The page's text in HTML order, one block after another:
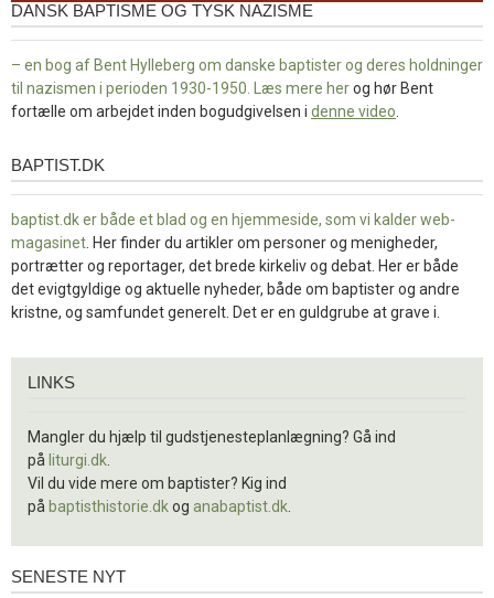
DANSK BAPTISME OG TYSK NAZISME
– en bog af Bent Hylleberg om danske baptister og deres holdninger
til nazismen i perioden 1930-1950. Læs mere herog hør Bent
fortælle om arbejdet inden bogudgivelsen i denne video
baptist.dk
BAPTIST.DK
baptist.dk er både et blad og en hjemmeside, som vi kalder web-
magasinet . Her finder du artikler om personer og menigheder,
portrætter og reportager, det brede kirkeliv og debat. Her er både
det evigtgyldige og aktuelle nyheder, både om baptister og andre
kristne, og samfundet generelt. Det er en guldgrube at grave i.
LINKS
Mangler du hjælp til gudstjenesteplanlægning? Gå ind
på liturgi.dk
Vil du vide mere om baptister? Kig ind
på baptisthistorie.dkog anabaptist.dk
Seneste
SENESTE NYT